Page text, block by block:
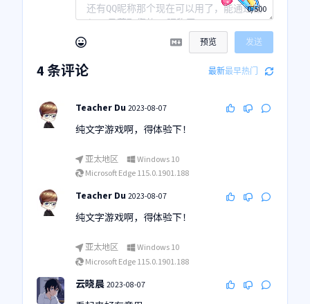
0/500
预览 发送
4条评论 最新最早热门
Teacher Du 2023-08-07
纯文字游戏啊，得体验下！
亚太地区
Windows 10
Microsoft Edge 115.0.1901.188
Teacher Du 2023-08-07
纯文字游戏啊，得体验下！
亚太地区
Windows 10
Microsoft Edge 115.0.1901.188
云晓晨2023-08-07